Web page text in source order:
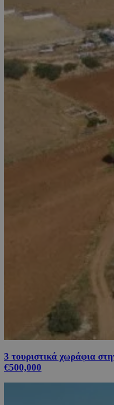
3 τουριστικά χωράφια
€500,000